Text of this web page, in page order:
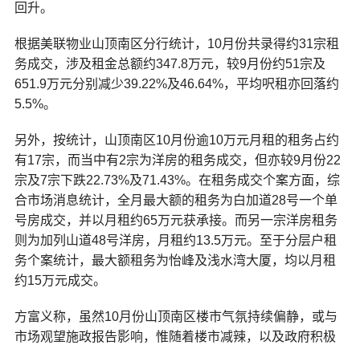
回升。
根据美联物业山顶南区分行统计，10月份共录得约31宗租
务成交，涉及租金总额约347.8万元，较9月份约51宗及
651.9万元分别减少39.22%及46.64%，平均呎租亦回落约
5.5%。
另外，按统计，山顶南区10月份逾10万元月租的租务占约
有17宗，而当中有2宗为洋房的租务成交，但亦较9月份22
宗及7宗下跌22.73%及71.43%。在租务成交个案方面，综
合市场消息统计，全月最大额的租务为白加道28号一个单
号房成交，并以月租约65万元获承接。而另一宗洋房租务
则为加列山道48号洋房，月租约13.5万元。至于分层户租
务个案统计，最大额租务为怡峰及浅水湾大厦，均以月租
约15万元成交。
方富义称，虽然10月份山顶南区楼市气氛持续偏静，或与
市场观望施政报告影响，惟随着楼市减辣，以及政府积极